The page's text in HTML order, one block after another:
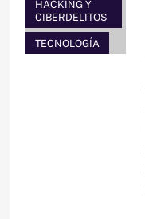
HACKING Y
CIBERDELITOS
TECNOLOGÍA